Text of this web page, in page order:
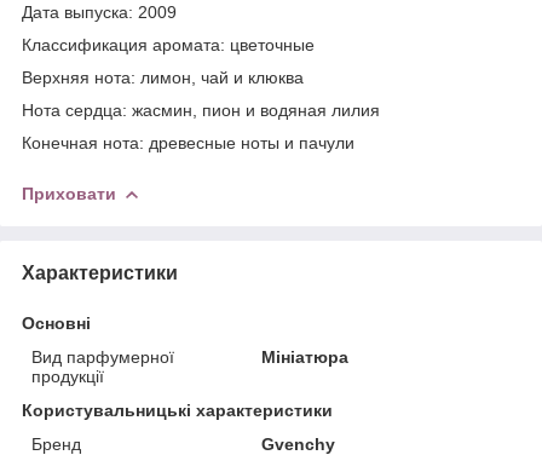
Дата выпуска: 2009
Классификация аромата: цветочные
Верхняя нота: лимон, чай и клюква
Нота сердца: жасмин, пион и водяная лилия
Конечная нота: древесные ноты и пачули
Приховати
Характеристики
Основні
Вид парфумерної
продукції
Мініатюра
Користувальницькі характеристики
Бренд
Gvenchy